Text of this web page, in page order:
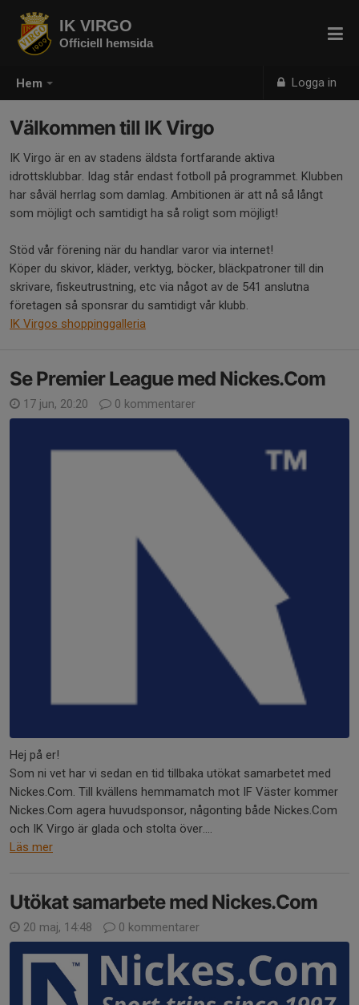
Hem Logga in
IK VIRGO
Officiell hemsida
Välkommen till IK Virgo
IK Virgo är en av stadens äldsta fortfarande aktiva
idrottsklubbar. Idag står endast fotboll på programmet. Klubben
har såväl herrlag som damlag. Ambitionen är att nå så långt
som möjligt och samtidigt ha så roligt som möjligt!
Stöd vår förening när du handlar varor via internet!
Köper du skivor, kläder, verktyg, böcker, bläckpatroner till din
skrivare, fiskeutrustning, etc via något av de 541 anslutna
företagen så sponsrar du samtidigt vår klubb.
IK Virgos shoppinggalleria
Se Premier League med Nickes.Com
17 jun, 20:20 0 kommentarer
Hej på er!
Som ni vet har vi sedan en tid tillbaka utökat samarbetet med
Nickes.Com. Till kvällens hemmamatch mot IF Väster kommer
Nickes.Com agera huvudsponsor, någonting både Nickes.Com
och IK Virgo är glada och stolta över....
Läs mer
Utökat samarbete med Nickes.Com
20 maj, 14:48 0 kommentarer